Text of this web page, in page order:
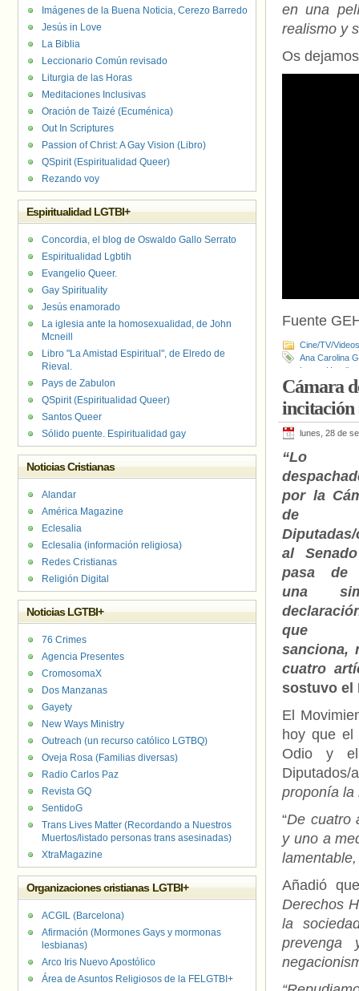
en una
realismo y
Os
Fuente
Cine/TV/Videos
Ana Carolina
Lance
Cámara
incitación
lunes, 28 de
“Lo
por la
de
al
pasa de
una
que
sanciona,
cuatro
sostuvo el
El
hoy que el
Odio y el
Diputados/
proponía la
“De cuatro
y uno a
Añadió
Derechos
la
Imágenes de la Buena Noticia, Cerezo Barredo
Jesús in Love
La Biblia
Leccionario Común revisado
Liturgia de las Horas
Meditaciones Inclusivas
Oración de Taizé (Ecuménica)
Out In Scriptures
Passion of Christ: A Gay Vision (Libro)
QSpirit (Espiritualidad Queer)
Rezando voy
Espiritualidad LGTBI+
Concordia, el blog de Oswaldo Gallo Serrato
Espiritualidad Lgbtih
Evangelio Queer.
Gay Spirituality
Jesús enamorado
La iglesia ante la homosexualidad, de John
Mcneill
Libro "La Amistad Espiritual", de Elredo de
Rieval.
Pays de Zabulon
QSpirit (Espiritualidad Queer)
Santos Queer
Sólido puente. Espiritualidad gay
Noticias Cristianas
Alandar
América Magazine
Eclesalia
Eclesalia (información religiosa)
Redes Cristianas
Religión Digital
Noticias LGTBI+
76 Crimes
Agencia Presentes
CromosomaX
Dos Manzanas
Gayety
New Ways Ministry
Outreach (un recurso católico LGTBQ)
Oveja Rosa (Familias diversas)
Radio Carlos Paz
Revista GQ
SentidoG
Trans Lives Matter (Recordando a Nuestros
Muertos/listado personas trans asesinadas)
XtraMagazine
Organizaciones cristianas LGTBI+
ACGIL (Barcelona)
Afirmación (Mormones Gays y mormonas
lesbianas)
Arco Iris Nuevo Apostólico
Área de Asuntos Religiosos de la FELGTBI+